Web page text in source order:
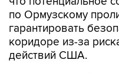
по Ормузскому
гарантировать
коридоре из-за
действий США.